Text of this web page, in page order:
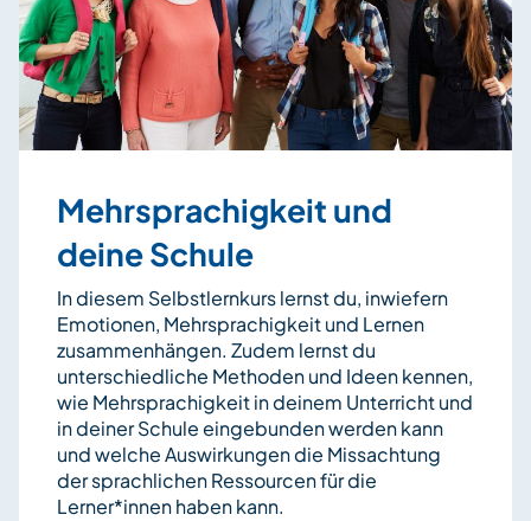
Mehrsprachigkeit und
deine Schule
In diesem Selbstlernkurs lernst du, inwiefern
Emotionen, Mehrsprachigkeit und Lernen
zusammenhängen. Zudem lernst du
unterschiedliche Methoden und Ideen kennen,
wie Mehrsprachigkeit in deinem Unterricht und
in deiner Schule eingebunden werden kann
und welche Auswirkungen die Missachtung
der sprachlichen Ressourcen für die
Lerner*innen haben kann.